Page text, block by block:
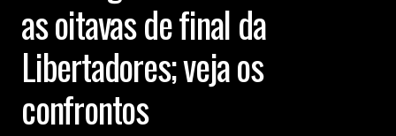
as oitavas de final da
Libertadores; veja os
confrontos